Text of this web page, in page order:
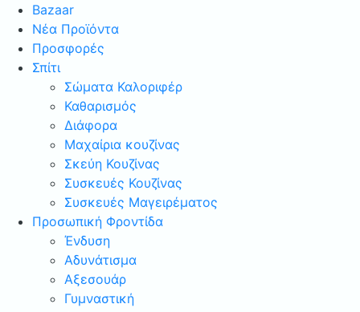
Bazaar
Νέα Προϊόντα
Προσφορές
Σπίτι
Σώματα Καλοριφέρ
Καθαρισμός
Διάφορα
Μαχαίρια κουζίνας
Σκεύη Κουζίνας
Συσκευές Κουζίνας
Συσκευές Μαγειρέματος
Προσωπική Φροντίδα
Ένδυση
Αδυνάτισμα
Αξεσουάρ
Γυμναστική